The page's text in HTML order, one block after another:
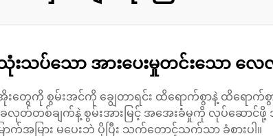
းသပ်သော အားပေးမှုတင်းသော လေလု
င်အိုးတွေကို စွမ်းအင်ကို ချွေတာရင်း ထိရောက်စွာနဲ့ ထိရေ
တစ်ချက်နဲ့ စွမ်းအားမြင့် အအေးခံမှုကို လုပ်ဆောင်ဖို့
အမြား မပေးဘဲ ပိုပြီး သက်တောင့်သက်သာ ခံစားပါ။